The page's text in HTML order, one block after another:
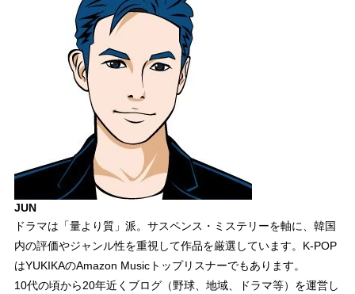
JUN
ドラマは「量より質」派。サスペンス・ミステリーを軸に、韓国
内の評価やジャンル性を重視して作品を厳選しています。K-POP
はYUKIKAのAmazon Musicトップリスナーでもあります。
10代の頃から20年近くブログ（野球、地域、ドラマ等）を運営し